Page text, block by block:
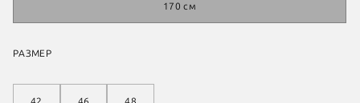
170 см
РАЗМЕР